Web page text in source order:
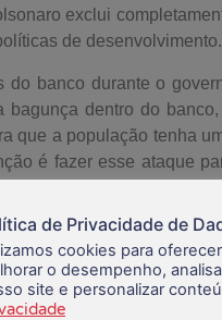
exclui
de desenvolvimento.
do banco durante o
bagunça dentro do
que a população tenha
é fazer esse ataque
Na sua visão, o
de privatização,
presidente, coloca
antes.
é um modelo em
de Privacidade de
cookies para
o desempenho,
site e personalizar